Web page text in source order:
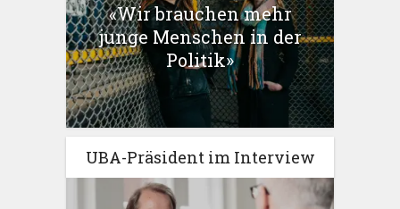
«Wir brauchen mehr
junge Menschen in der
Politik»
UBA-Präsident im Interview